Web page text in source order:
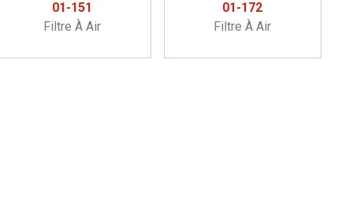
01-151
Filtre À Air
01-172
Filtre À Air